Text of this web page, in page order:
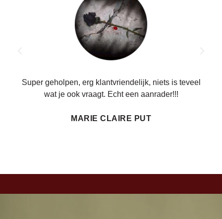
Super geholpen, erg klantvriendelijk, niets is teveel
wat je ook vraagt. Echt een aanrader!!!
MARIE CLAIRE PUT